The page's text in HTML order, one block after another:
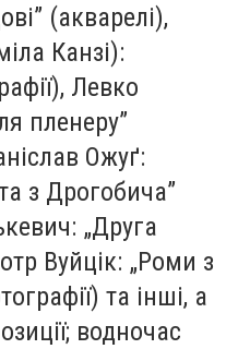
(акварелі),
Канзі):
Левко
пленеру”
Ожуґ:
з Дрогобича”
„Друга
Вуйцік: „Роми з
та інші, а
водночас